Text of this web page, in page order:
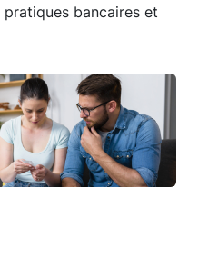
bancaires et